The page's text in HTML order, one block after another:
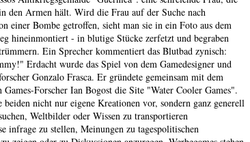
den Armen hält. Wird die Frau auf der Suche nach
einer Bombe getroffen, sieht man sie in ein Foto aus dem
hineinmontiert - in blutige Stücke zerfetzt und begraben
Ein Sprecher kommentiert das Blutbad zynisch:
Erdacht wurde das Spiel von dem Gamedesigner und
Gonzalo Frasca. Er gründete gemeinsam mit dem
Games-Forscher Ian Bogost die Site "Water Cooler Games".
nicht nur eigene Kreationen vor, sondern ganz generell
Weltbilder oder Wissen zu transportieren
infrage zu stellen, Meinungen zu tagespolitischen